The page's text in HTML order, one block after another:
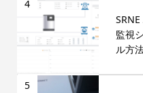
4
監視
ル方
5